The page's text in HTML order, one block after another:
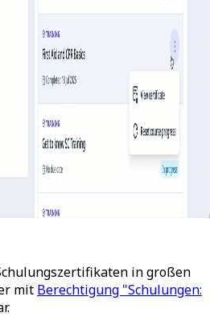
in großen
mit Berechtigung "Schulungen: